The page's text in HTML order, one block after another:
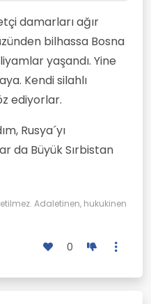
damarları ağır
bilhassa Bosna
yaşandı. Yine
Kendi silahlı
ediyorlar.
Rusya´yı
da Büyük Sırbistan
Adaletinen, hukukinen
0